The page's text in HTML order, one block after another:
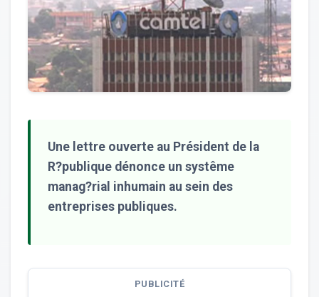
Une lettre ouverte au Président de la
R?publique dénonce un systême
manag?rial inhumain au sein des
entreprises publiques.
PUBLICITÉ